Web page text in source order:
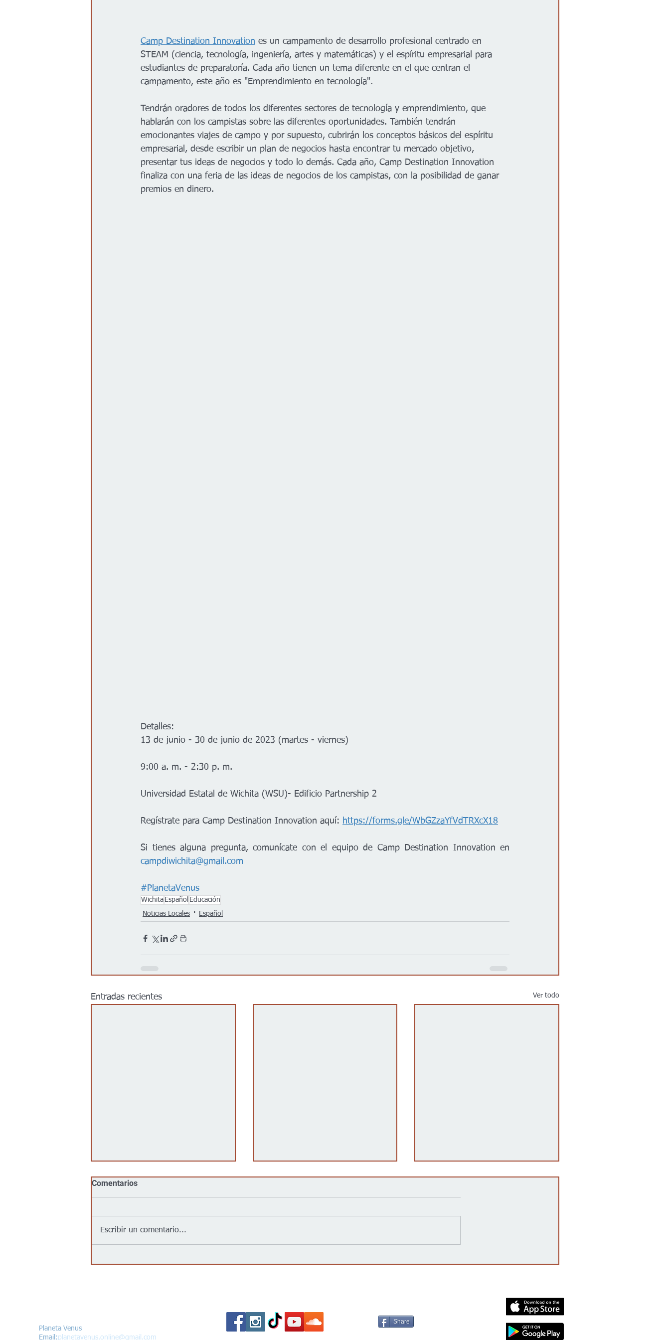
Camp Destination Innovation es un campamento de desarrollo profesional centrado en
STEAM (ciencia, tecnología, ingeniería, artes y matemáticas) y el espíritu empresarial para
estudiantes de preparatoría. Cada año tienen un tema diferente en el que centran el
campamento, este año es "Emprendimiento en tecnología".
Tendrán oradores de todos los diferentes sectores de tecnología y emprendimiento, que
hablarán con los campistas sobre las diferentes oportunidades. También tendrán
emocionantes viajes de campo y por supuesto, cubrirán los conceptos básicos del espíritu
empresarial, desde escribir un plan de negocios hasta encontrar tu mercado objetivo,
presentar tus ideas de negocios y todo lo demás. Cada año, Camp Destination Innovation
finaliza con una feria de las ideas de negocios de los campistas, con la posibilidad de ganar
premios en dinero.
Detalles:
13 de junio - 30 de junio de 2023 (martes - viernes)
9:00 a. m. - 2:30 p. m.
Universidad Estatal de Wichita (WSU)- Edificio Partnership 2
Regístrate para Camp Destination Innovation aquí: https://forms.gle/WbGZzaYfVdTRXcX18
campdiwichita@gmail.com
#PlanetaVenus
Wichita Español Educación
Noticias Locales
Español
Entradas recientes Ver todo
brote de salmonela en EEUU
las Primarias de 2026 y Mira
interrupciones en la venta de
Comentarios
Escribir un comentario...
Planeta Venus
Email:planetavenus.online@gmail.com
Share